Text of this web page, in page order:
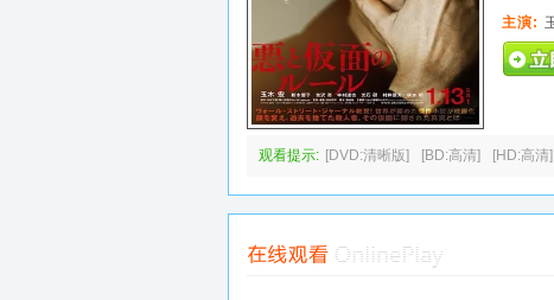
主演:
观看提示: [DVD:清晰版] [BD:高清] [HD:高清]